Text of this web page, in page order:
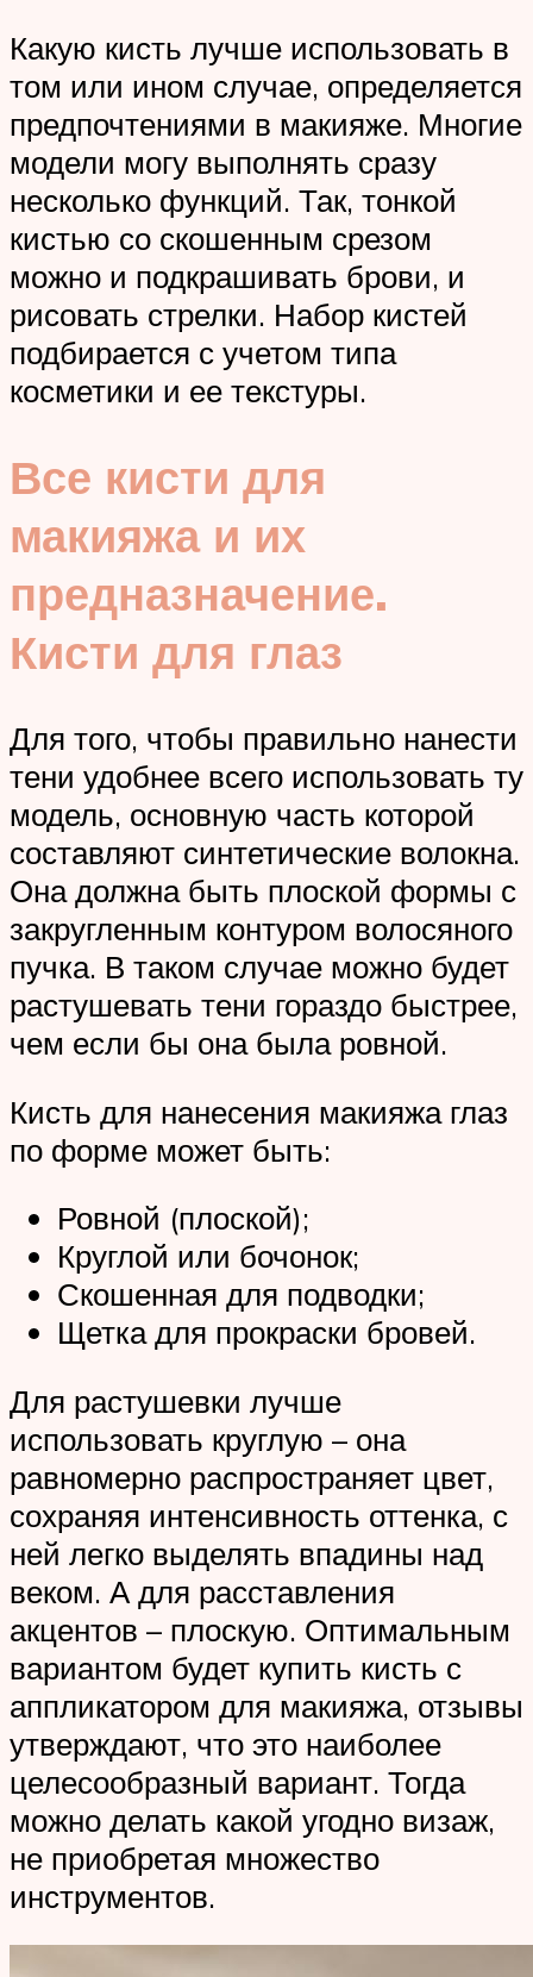
Какую кисть лучше использовать в
том или ином случае, определяется
предпочтениями в макияже. Многие
модели могу выполнять сразу
несколько функций. Так, тонкой
кистью со скошенным срезом
можно и подкрашивать брови, и
рисовать стрелки. Набор кистей
подбирается с учетом типа
косметики и ее текстуры.
Все кисти для
макияжа и их
предназначение.
Кисти для глаз
Для того, чтобы правильно нанести
тени удобнее всего использовать ту
модель, основную часть которой
составляют синтетические волокна.
Она должна быть плоской формы с
закругленным контуром волосяного
пучка. В таком случае можно будет
растушевать тени гораздо быстрее,
чем если бы она была ровной.
Кисть для нанесения макияжа глаз
по форме может быть:
Ровной (плоской);
Круглой или бочонок;
Скошенная для подводки;
Щетка для прокраски бровей.
Для растушевки лучше
использовать круглую – она
равномерно распространяет цвет,
сохраняя интенсивность оттенка, с
ней легко выделять впадины над
веком. А для расставления
акцентов – плоскую. Оптимальным
вариантом будет купить кисть с
аппликатором для макияжа, отзывы
утверждают, что это наиболее
целесообразный вариант. Тогда
можно делать какой угодно визаж,
не приобретая множество
инструментов.